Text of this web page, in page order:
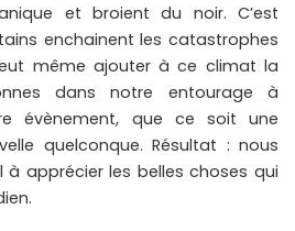
et broient du noir. C’est
enchainent les catastrophes
même ajouter à ce climat la
dans notre entourage à
évènement, que ce soit une
quelconque. Résultat : nous
apprécier les belles choses qui